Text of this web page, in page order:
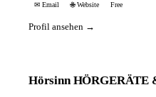
✉ Email 🌐 Website Free
Profil ansehen →
Hörsinn HÖRGERÄTE